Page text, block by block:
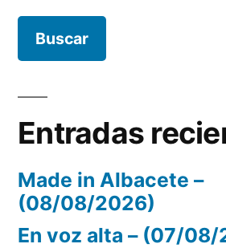
Entradas
Made in Albacete –
(08/08/2026)
En voz alta – (07/